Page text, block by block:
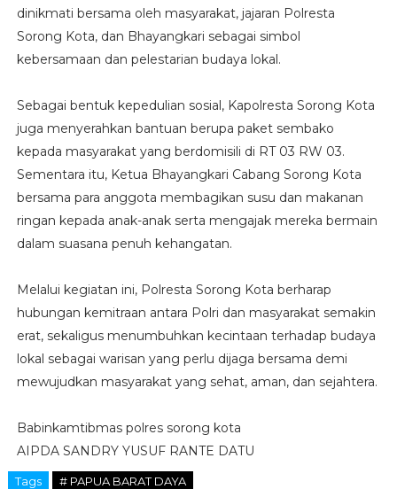
dinikmati bersama oleh masyarakat, jajaran Polresta
Sorong Kota, dan Bhayangkari sebagai simbol
kebersamaan dan pelestarian budaya lokal.
Sebagai bentuk kepedulian sosial, Kapolresta Sorong Kota
juga menyerahkan bantuan berupa paket sembako
kepada masyarakat yang berdomisili di RT 03 RW 03.
Sementara itu, Ketua Bhayangkari Cabang Sorong Kota
bersama para anggota membagikan susu dan makanan
ringan kepada anak-anak serta mengajak mereka bermain
dalam suasana penuh kehangatan.
Melalui kegiatan ini, Polresta Sorong Kota berharap
hubungan kemitraan antara Polri dan masyarakat semakin
erat, sekaligus menumbuhkan kecintaan terhadap budaya
lokal sebagai warisan yang perlu dijaga bersama demi
mewujudkan masyarakat yang sehat, aman, dan sejahtera.
Babinkamtibmas polres sorong kota
AIPDA SANDRY YUSUF RANTE DATU
Tags # PAPUA BARAT DAYA